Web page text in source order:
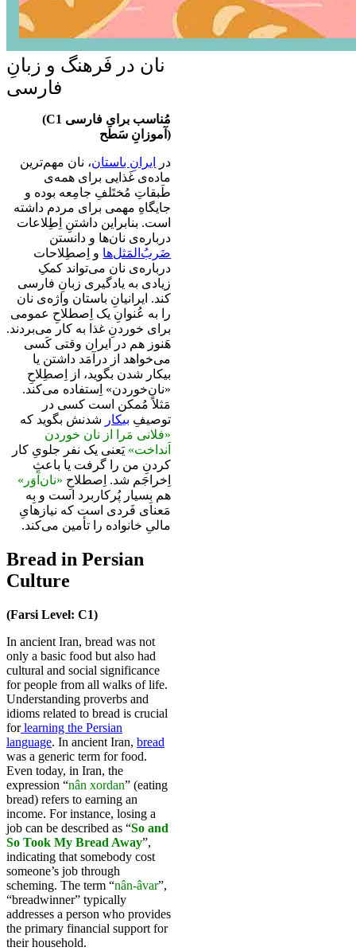
نان در فَرهنگ و زبانِ
فارسی
(C1 مُناسب برایِ فارسی
آموزانِ سَطح)
در ایرانِ باستان، نان مهم‌ترین
ماده‌ی غَذایی برای همه‌ی
طَبقاتِ مُختَلفِ جامِعه بوده و
جایگاهِ مهمی برای مردم داشته
است. بنابراین داشتنِ اِطِلاعات
درباره‌ی نان‌ها و دانستن
ضَربُ‌المَثل‌ها و اِصطِلاحات
درباره‌ی نان می‌تواند کمکِ
زیادی به یادگیری زبانِ فارسی
کند. ایرانیانِ باستان واژه‌ی نان
را به عُنوانِ یک اِصطلاحِ عمومی
برای خوردنِ غذا به کار می‌بردند.
هَنوز هم در ایران وقتی کَسی
می‌خواهد از درآمَد داشتن یا
بیکار شدن بگوید، از اِصطِلاحِ
«نان‌خوردن» اِستفاده می‌کند.
مَثلاً مُمکن است کسی در
توصیفِ بیکار شدنش بگوید که
«فلانی مَرا از نان خوردن
اَنداخت» یَعنی یک نفر جلویِ کار
کردنِ من را گرفت یا باعثِ
اِخراجَم شد. اِصطلاحِ «نا‌ن‌آوَر»
هم بِسیار پُرکاربرد است و بِه
مَعنای فَردی است که نیازهایِ
مالیِ خانواده را تأمین می‌کند.
Bread in Persian
Culture
(Farsi Level: C1)
In ancient Iran, bread was not
only a basic food but also had
cultural and social significance
for people from all walks of life.
Understanding proverbs and
idioms related to bread is crucial
forlearning the Persian
language. In ancient Iran, bread
was a generic term for food.
Even today, in Iran, the
expression “nân xordan” (eating
bread) refers to earning an
income. For instance, losing a
job can be described as “So and
So Took My Bread Away”,
indicating that somebody cost
someone’s job through
scheming. The term “nân-âvar”,
“breadwinner” typically
addresses a person who provides
the primary financial support for
their household.